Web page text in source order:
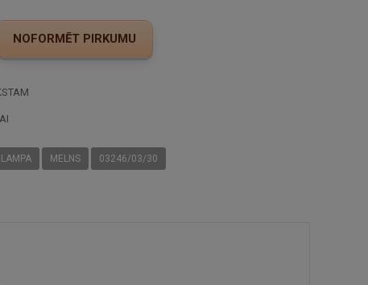
MELNS 03246/03/30